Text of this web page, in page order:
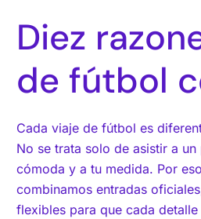
Diez
de fútbol
Cada viaje de fútbol es
No se trata solo de asistir a
cómoda y a tu medida. Por
combinamos entradas
flexibles para que cada